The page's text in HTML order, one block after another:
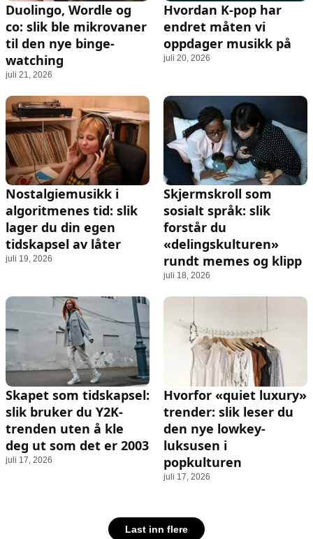
Duolingo, Wordle og
co: slik ble mikrovaner
til den nye binge-
watching
juli 21, 2026
Hvordan K-pop har
endret måten vi
oppdager musikk på
juli 20, 2026
Nostalgiemusikk i
algoritmenes tid: slik
lager du din egen
tidskapsel av låter
juli 19, 2026
Skjermskroll som
sosialt språk: slik
forstår du
«delingskulturen»
rundt memes og klipp
juli 18, 2026
Skapet som tidskapsel:
slik bruker du Y2K-
trenden uten å kle
deg ut som det er 2003
juli 17, 2026
Hvorfor «quiet luxury»
trender: slik leser du
den nye lowkey-
luksusen i
popkulturen
juli 17, 2026
Last inn flere